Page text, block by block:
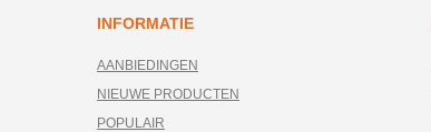
INFORMATIE
AANBIEDINGEN
NIEUWE PRODUCTEN
POPULAIR